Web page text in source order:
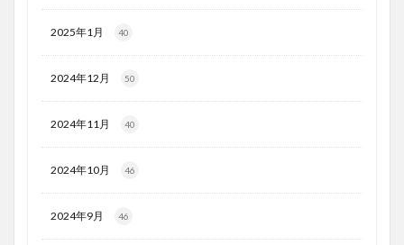
2025年1月 40
2024年12月 50
2024年11月 40
2024年10月 46
2024年9月 46